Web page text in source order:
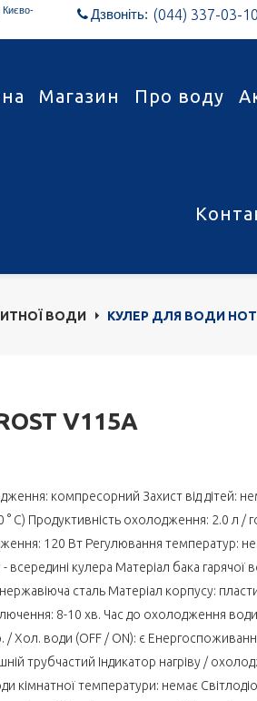
Києво-
 Дзвоніть: (044) 337-03-10
Магазин Про воду
ВОДИ КУЛЕР ДЛЯ ВОДИ
V115A
компресорний Захист від дітей:
° C) Продуктивність охолодження: 2.0 л /
120 Вт Регулювання температур:
кулера Матеріал бака гарячої
сталь Матеріал корпусу:
8-10 хв. Час до охолодження води
/ Хол. води (OFF / ON): є
трубчастий Індикатор нагріву /
кімнатної температури: немає